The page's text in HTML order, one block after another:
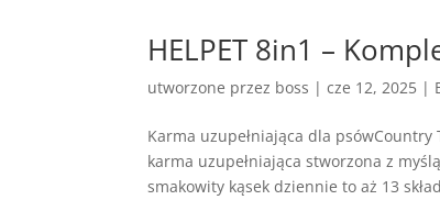
HELPET 8in1 –
utworzone przez boss |cze 12, 2025 |
Karma uzupełniająca dla psówCountry
karma uzupełniająca stworzona z
smakowity kąsek dziennie to aż 13